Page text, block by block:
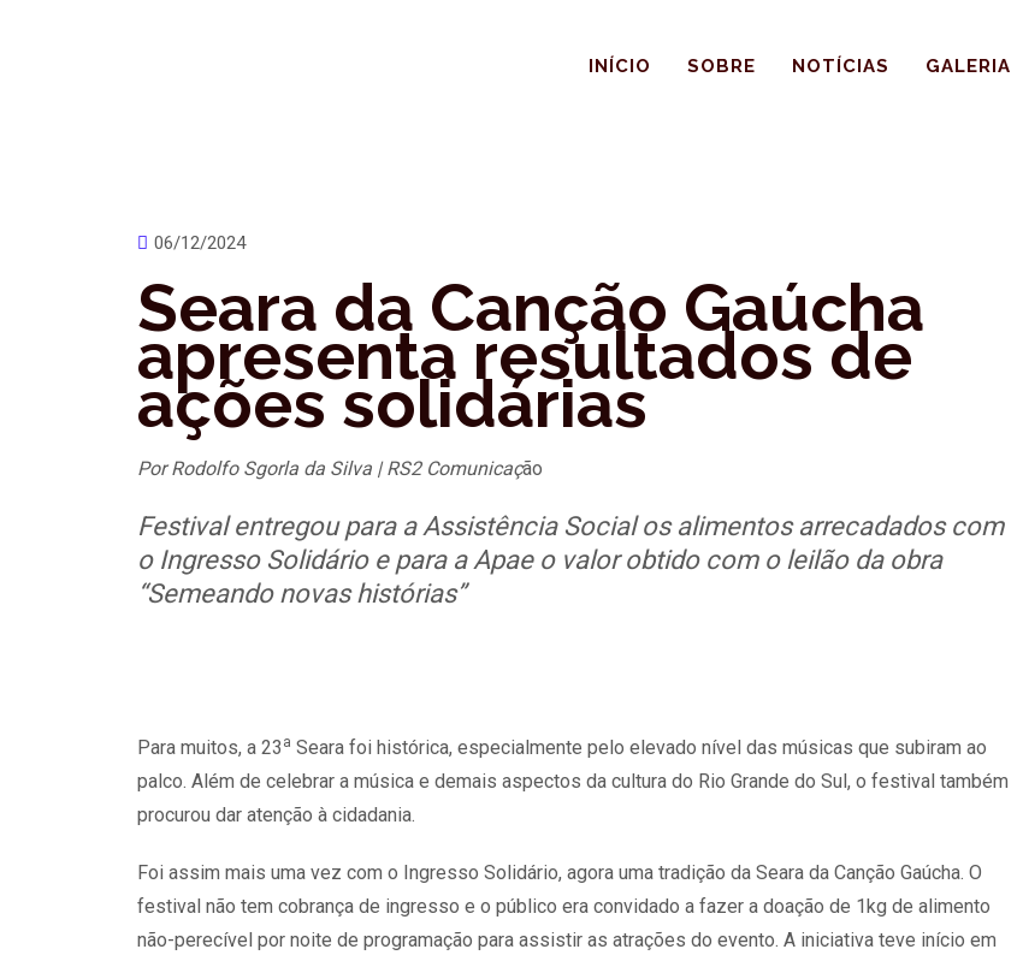
INÍCIO SOBRE NOTÍCIAS GALERIA
06/12/2024
Seara da Canção Gaúcha
apresenta resultados de
ações solidárias
Por Rodolfo Sgorla da Silva | RS2 Comunicação
Festival entregou para a Assistência Social os alimentos arrecadados com
o Ingresso Solidário e para a Apae o valor obtido com o leilão da obra
“Semeando novas histórias”
Para muitos, a 23 a Seara foi histórica, especialmente pelo elevado nível das músicas que subiram ao
palco. Além de celebrar a música e demais aspectos da cultura do Rio Grande do Sul, o festival também
procurou dar atenção à cidadania.
Foi assim mais uma vez com o Ingresso Solidário, agora uma tradição da Seara da Canção Gaúcha. O
festival não tem cobrança de ingresso e o público era convidado a fazer a doação de 1kg de alimento
não-perecível por noite de programação para assistir as atrações do evento. A iniciativa teve início em